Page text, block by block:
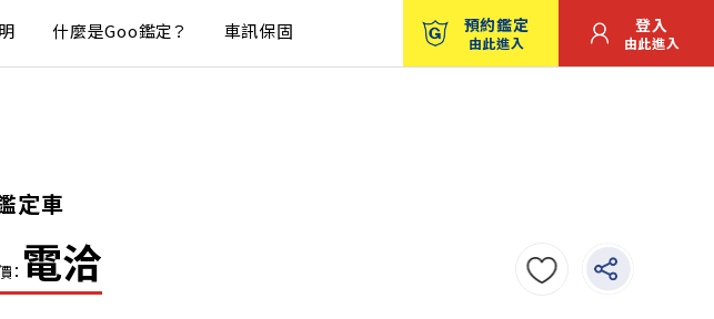
什麼是Goo鑑定？ 車訊保固 預約鑑定
由此進入
登入
由此進入
定車
： 電洽